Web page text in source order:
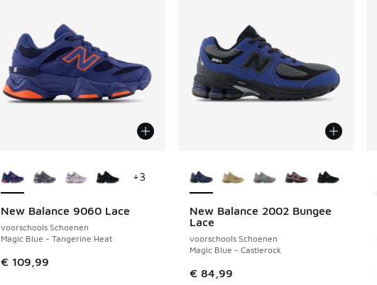
New Balance 9060 Lace
voorschools Schoenen
Magic Blue - Tangerine Heat
€ 109,99
+3
New Balance 2002 Bungee
Lace
voorschools Schoenen
Magic Blue - Castlerock
€ 84,99